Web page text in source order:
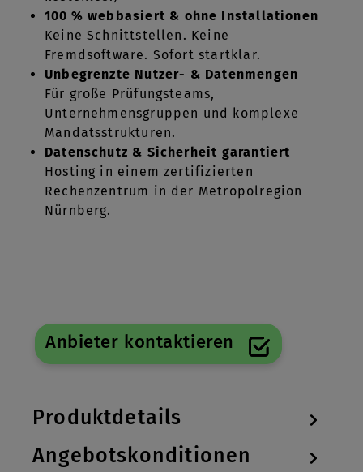
100 % webbasiert & ohne Installationen
Keine Schnittstellen. Keine
Fremdsoftware. Sofort startklar.
Unbegrenzte Nutzer- & Datenmengen
Für große Prüfungsteams,
Unternehmensgruppen und komplexe
Mandatsstrukturen.
Datenschutz & Sicherheit garantiert
Hosting in einem zertifizierten
Rechenzentrum in der Metropolregion
Nürnberg.
Anbieter kontaktieren
Produktdetails
Angebotskonditionen